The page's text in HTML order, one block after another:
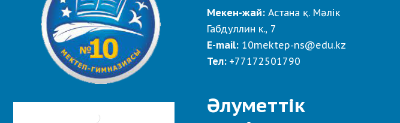
Мекен-жай: Астана қ. Мәлік
Габдуллин к., 7
E-mail: 10mektep-ns@edu.kz
Тел: +77172501790
Әлуметтік